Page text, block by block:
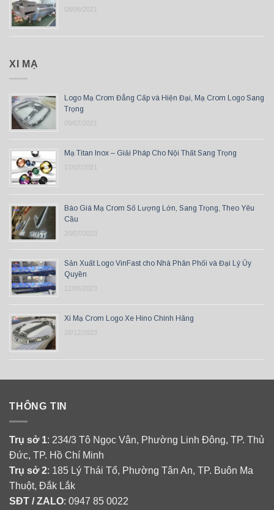
08/06/2021
XI MẠ
Logo Mạ Crom Đẳng Cấp và Hiện Đại, Mạ Crom Logo Sang
Trọng
09/07/2021
Mạ Titan Inox – Giải Pháp Cho Nội Thất Sang Trọng
17/07/2021
Báo Giá Mạ Crom Số Lượng Lớn, Sang Trọng, Theo Yêu
Cầu
20/07/2023
Sản Xuất Logo VinFast cho Nhà Phân Phối và Đại Lý Ủy
Quyền
12/05/2023
Xi Mạ Crom Logo Xe Hino Chính Hãng
28/12/2023
THÔNG TIN
Trụ sở 1: 234/3 Tô Ngọc Vân, Phường Linh Đông, TP. Thủ
Đức, TP. Hồ Chí Minh
Trụ sở 2: 185 Lý Thái Tổ, Phường Tân An, TP. Buôn Ma
Thuột, Đắk Lắk
SĐT / ZALO: 0947 85 0022